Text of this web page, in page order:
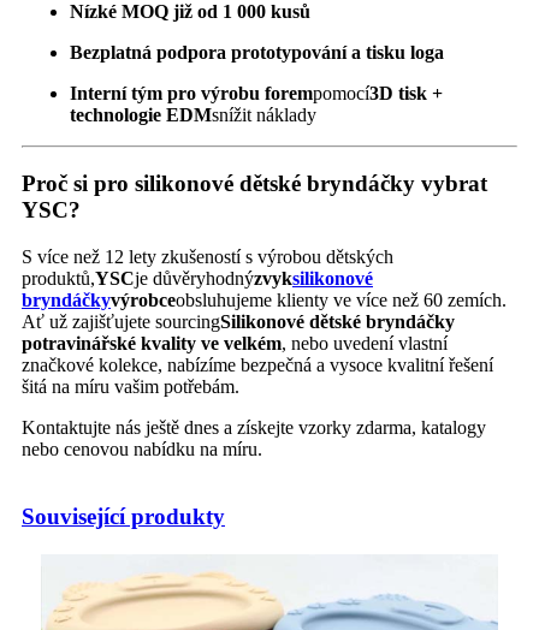
Nízké MOQ již od 1 000 kusů
Bezplatná podpora prototypování a tisku loga
Interní tým pro výrobu forempomocí3D tisk +
technologie EDMsnížit náklady
Proč si pro silikonové dětské bryndáčky vybrat
YSC?
S více než 12 lety zkušeností s výrobou dětských
produktů,YSCje důvěryhodnýzvyksilikonové
bryndáčkyvýrobceobsluhujeme klienty ve více než 60 zemích.
Ať už zajišťujete sourcingSilikonové dětské bryndáčky
potravinářské kvality ve velkém, nebo uvedení vlastní
značkové kolekce, nabízíme bezpečná a vysoce kvalitní řešení
šitá na míru vašim potřebám.
Kontaktujte nás ještě dnes a získejte vzorky zdarma, katalogy
nebo cenovou nabídku na míru.
Související produkty